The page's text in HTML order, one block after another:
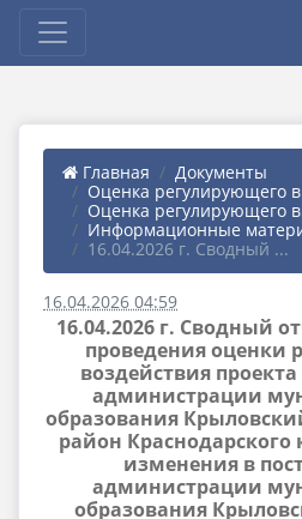
Главная
Документы
Оценка регулирующего
Оценка регулирующего
Информационные
16.04.2026 г. Сводный ...
16.04.2026 04:59
16.04.2026 г. Сводный
проведения оценки
воздействия
администрации
образования
район Краснодарского
изменения в
администрации
образования